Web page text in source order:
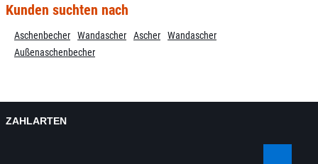
Kunden suchten nach
Aschenbecher Wandascher Ascher
Wandascher
Außenaschenbecher
ZAHLARTEN